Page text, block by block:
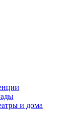
и дома